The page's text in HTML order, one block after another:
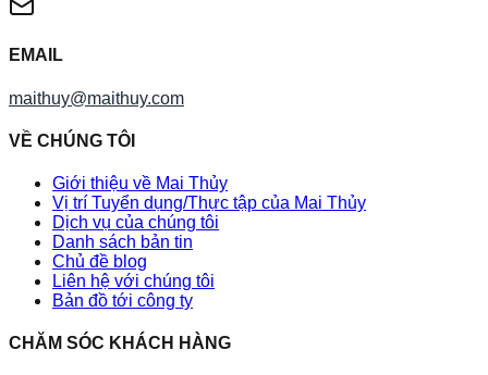
EMAIL
maithuy@maithuy.com
VỀ CHÚNG TÔI
Giới thiệu về Mai Thủy
Vị trí Tuyển dụng/Thực tập của Mai Thủy
Dịch vụ của chúng tôi
Danh sách bản tin
Chủ đề blog
Liên hệ với chúng tôi
Bản đồ tới công ty
CHĂM SÓC KHÁCH HÀNG